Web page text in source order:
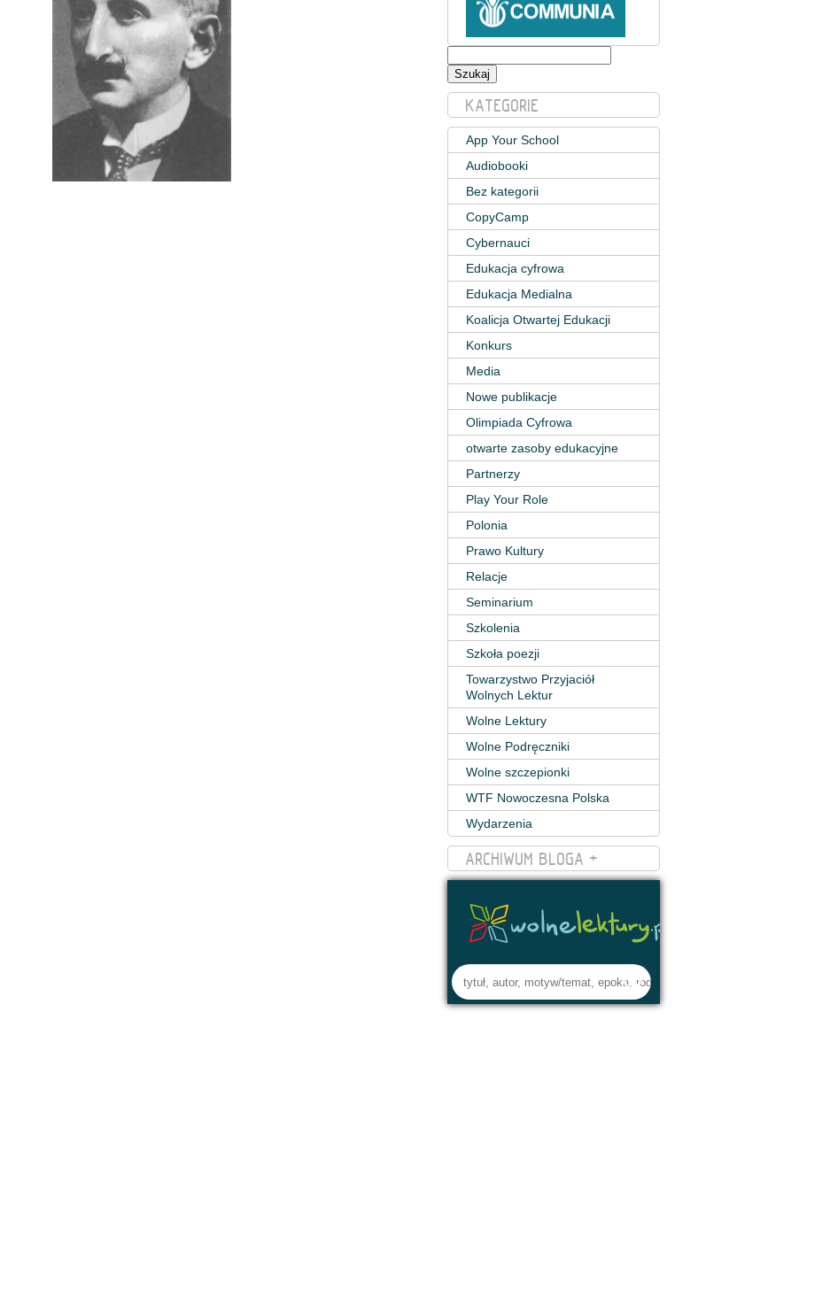
KATEGORIE
App Your School
Audiobooki
Bez kategorii
CopyCamp
Cybernauci
Edukacja cyfrowa
Edukacja Medialna
Koalicja Otwartej Edukacji
Konkurs
Media
Nowe publikacje
Olimpiada Cyfrowa
otwarte zasoby edukacyjne
Partnerzy
Play Your Role
Polonia
Prawo Kultury
Relacje
Seminarium
Szkolenia
Szkoła poezji
Towarzystwo Przyjaciół
Wolnych Lektur
Wolne Lektury
Wolne Podręczniki
Wolne szczepionki
WTF Nowoczesna Polska
Wydarzenia
ARCHIWUM BLOGA +